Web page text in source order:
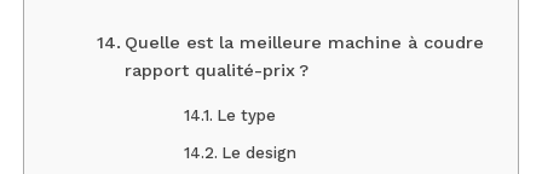
Quelle est la meilleure machine à coudre
rapport qualité-prix ?
Le type
Le design